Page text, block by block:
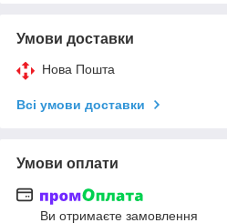
Умови доставки
Нова Пошта
Всі умови доставки
Умови оплати
Ви отримаєте замовлення